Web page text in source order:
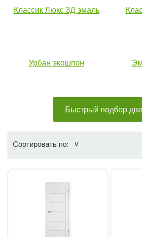
Классик Люкс 3Д эмаль
Урбан экошпон
Быстрый подбор
Сортировать по: